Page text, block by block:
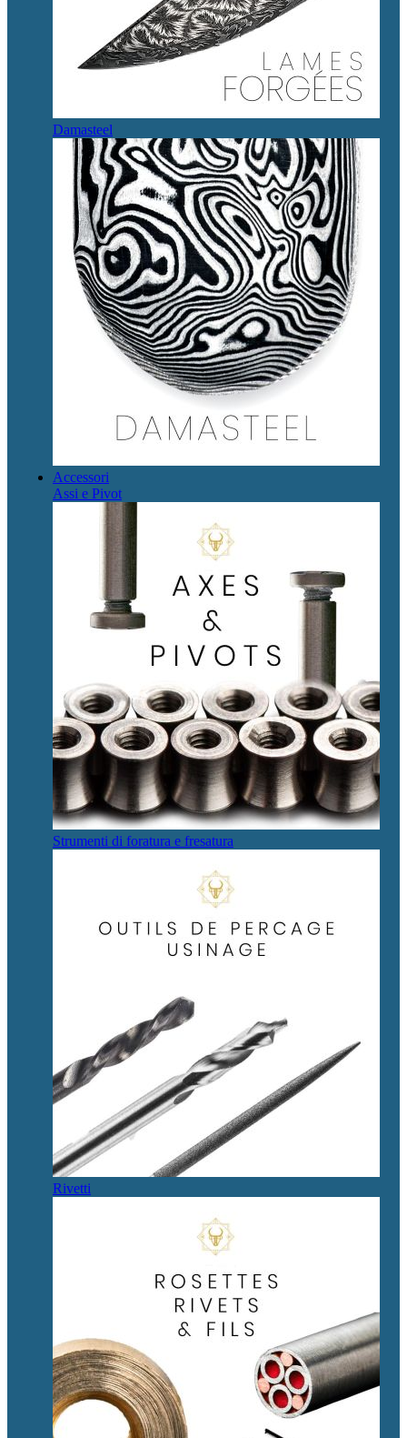
Damasteel
Accessori
Assi e Pivot
Strumenti di foratura e fresatura
Rivetti